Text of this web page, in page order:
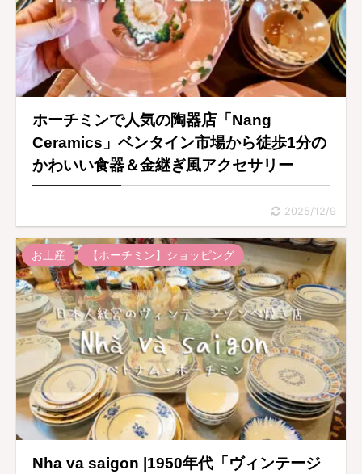
ホーチミンで人気の陶器店「Nang
Ceramics」ベンタイン市場から徒歩1分の
かわいい食器＆金継ぎ風アクセサリー
2025/12/9
お土産 【ホーチミン】ショッピング
Nha va saigon |1950年代「ヴィンテージ